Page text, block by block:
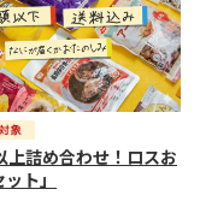
上詰め合わせ！ロスお
ト」